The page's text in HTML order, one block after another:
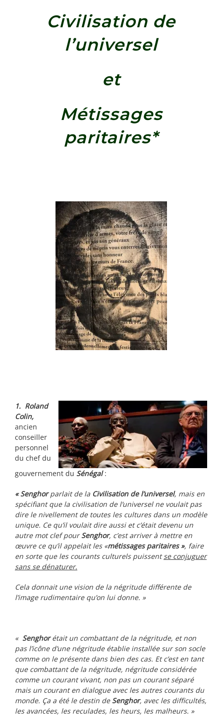
Civilisation de
l’universel
et
Métissages
paritaires*
1. Roland
Colin,
ancien
conseiller
personnel
du chef du
gouvernement du Sénégal:
« Senghorparlait de la Civilisation de l’universel, mais en
spécifiant que la civilisation de l’universel ne voulait pas
dire le nivellement de toutes les cultures dans un modèle
unique. Ce qu’il voulait dire aussi et c’était devenu un
autre mot clef pourSenghor, c’est arriver à mettre en
œuvre ce qu’il appelait les «métissages paritaires », faire
en sorte que les courants culturels puissentse conjuguer
sans se dénaturer.
Cela donnait une vision de la négritude différente de
l’image rudimentaire qu’on lui donne. »
« Senghorétait un combattant de la négritude, et non
pas l’icône d’une négritude établie installée sur son socle
comme on le présente dans bien des cas. Et c’est en tant
que combattant de la négritude, négritude considérée
comme un courant vivant, non pas un courant séparé
mais un courant en dialogue avec les autres courants du
monde. Ça a été le destin de Senghor, avec les difficultés,
les avancées, les reculades, les heurs, les malheurs. »